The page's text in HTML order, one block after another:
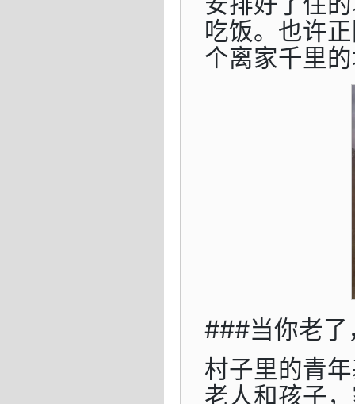
吃饭。也许
个离家千里
###当你老
村子里的青
老人和孩子